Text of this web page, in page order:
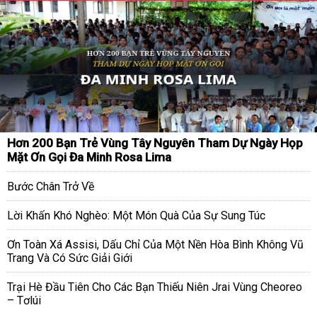
Hơn 200 Bạn Trẻ Vùng Tây Nguyên Tham Dự Ngày Họp
Mặt Ơn Gọi Đa Minh Rosa Lima
Bước Chân Trở Về
Lời Khấn Khó Nghèo: Một Món Quà Của Sự Sung Túc
Ơn Toàn Xá Assisi, Dấu Chỉ Của Một Nền Hòa Bình Không Vũ
Trang Và Có Sức Giải Giới
Trại Hè Đầu Tiên Cho Các Bạn Thiếu Niên Jrai Vùng Cheoreo
– Tơlúi